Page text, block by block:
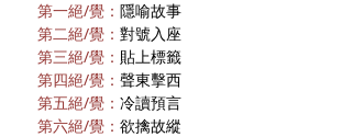
第一絕/覺：隱喻故事
第二絕/覺：對號入座
第三絕/覺： 貼上標籤
第四絕/覺：聲東擊西
第五絕/覺：冷讀預言
第六絕/覺：欲擒故縱